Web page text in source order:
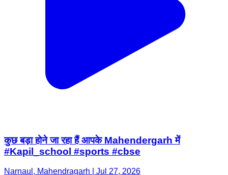
कुछ बड़ा होने जा रहा हैं आपके Mahendergarh में
#Kapil_school #sports #cbse
Narnaul, Mahendragarh | Jul 27, 2026